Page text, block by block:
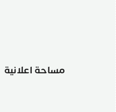
مساحة اعلانية